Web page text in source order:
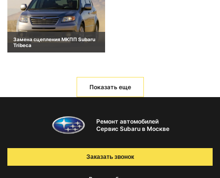
Замена сцепления МКПП Subaru
Tribeca
Показать еще
Ремонт автомобилей
Сервис Subaru в Москве
Заказать звонок